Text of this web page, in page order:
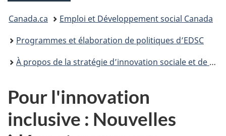
Vous
êtes
ici :
Canada.ca
Emploi et Développement social Canada
Programmes et élaboration de politiques d’EDSC
À propos de la stratégie d’innovation sociale et de finance sociale
Pour l'innovation
inclusive : Nouvelles